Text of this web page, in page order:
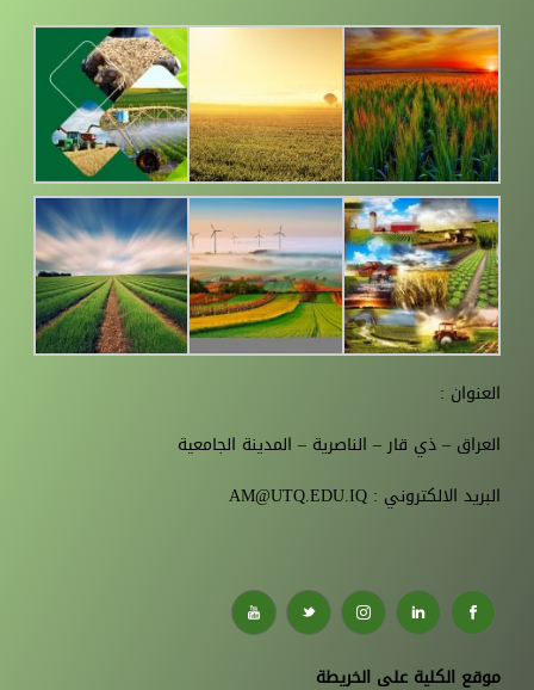
العنوان :
العراق – ذي قار – الناصرية – المدينة الجامعية
البريد الالكتروني : AM@UTQ.EDU.IQ
موقع الكلية على الخريطة